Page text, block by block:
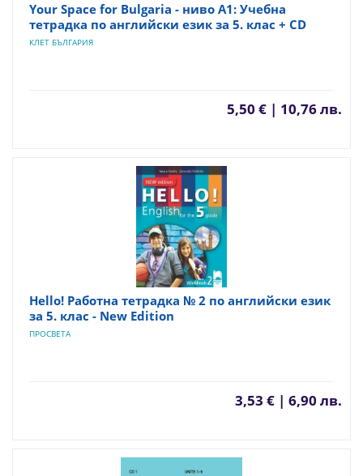
Your Space for Bulgaria - ниво A1: Учебна
тетрадка по английски език за 5. клас + CD
КЛЕТ БЪЛГАРИЯ
5,50 € | 10,76 лв.
Hello! Рабoтна тетрадка № 2 по английски език
за 5. клас - New Edition
ПРОСВЕТА
3,53 € | 6,90 лв.